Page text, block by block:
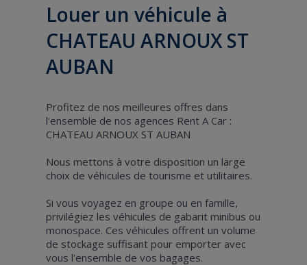
Louer un véhicule à
CHATEAU ARNOUX ST
AUBAN
Profitez de nos meilleures offres dans
l'ensemble de nos agences Rent A Car :
CHATEAU ARNOUX ST AUBAN
Nous mettons à votre disposition un large
choix de véhicules de tourisme et utilitaires.
Si vous voyagez en groupe ou en famille,
privilégiez les véhicules de gabarit minibus ou
monospace. Ces véhicules offrent un volume
de stockage suffisant pour emporter avec
vous l'ensemble de vos bagages.